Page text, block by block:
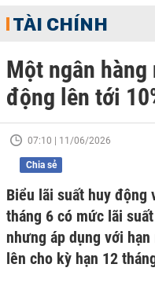
TÀI CHÍNH
Một ngân
động lên tới
07:10 | 11/06/2026
Chia sẻ
Biểu lãi suất huy động
tháng 6 có mức lãi
nhưng áp dụng với
lên cho kỳ hạn 12